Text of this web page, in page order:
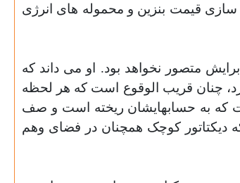
سازی قيمت بنزين و محموله های انرژی
متصور نخواهد بود. او می داند که
چنان قريب الوقوع است که هر لحظه
که به حسابهايشان ريخته است و صف
شدند تا ساعت 7 بعدازظهر باز بمانند - نشان داد که ديکتاتور کوچک همچنان در فضای وهم